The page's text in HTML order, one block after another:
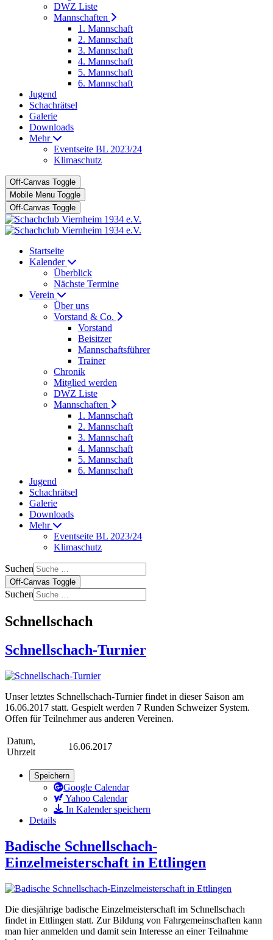
DWZ Liste
Mannschaften
1. Mannschaft
2. Mannschaft
3. Mannschaft
4. Mannschaft
5. Mannschaft
6. Mannschaft
Jugend
Schachrätsel
Galerie
Downloads
Mehr
Eventseite BL 2023/24
Klimaschutz
Off-Canvas Toggle
Mobile Menu Toggle
Off-Canvas Toggle
Startseite
Kalender
Überblick
Nächste Termine
Verein
Über uns
Vorstand & Co.
Vorstand
Beisitzer
Mannschaftsführer
Trainer
Chronik
Mitglied werden
DWZ Liste
Mannschaften
1. Mannschaft
2. Mannschaft
3. Mannschaft
4. Mannschaft
5. Mannschaft
6. Mannschaft
Jugend
Schachrätsel
Galerie
Downloads
Mehr
Eventseite BL 2023/24
Klimaschutz
Suchen
Off-Canvas Toggle
Suchen
Schnellschach
Schnellschach-Turnier
Unser letztes Schnellschach-Turnier findet in dieser Saison am
16.06.2017 statt. Gespielt werden 7 Runden Schweizer System.
Offen für Teilnehmer aus anderen Vereinen.
Datum,
Uhrzeit
16.06.2017
Speichern
Google Calendar
Yahoo Calendar
In Kalender speichern
Details
Badische Schnellschach-
Einzelmeisterschaft in Ettlingen
Die diesjährige badische Einzelmeisterschaft im Schnellschach
findet in Ettlingen statt. Zur Bildung von Fahrgemeinschaften kann
man hier anmelden und damit sein Interesse an einer Teilnahme